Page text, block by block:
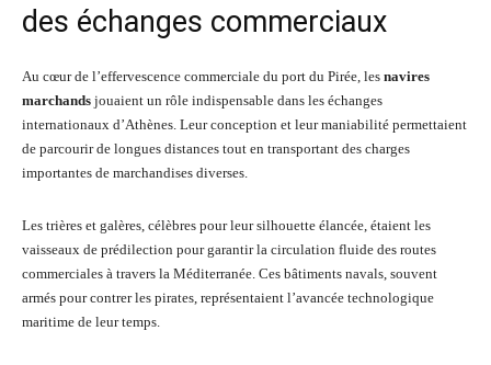
des échanges commerciaux
Au cœur de l’effervescence commerciale du port du Pirée, les navires
marchands jouaient un rôle indispensable dans les échanges
internationaux d’Athènes. Leur conception et leur maniabilité permettaient
de parcourir de longues distances tout en transportant des charges
importantes de marchandises diverses.
Les trières et galères, célèbres pour leur silhouette élancée, étaient les
vaisseaux de prédilection pour garantir la circulation fluide des routes
commerciales à travers la Méditerranée. Ces bâtiments navals, souvent
armés pour contrer les pirates, représentaient l’avancée technologique
maritime de leur temps.